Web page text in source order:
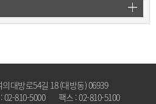
대방로54길 18 (대방동) 06939
02-810-5000 팩스 :02-810-5100